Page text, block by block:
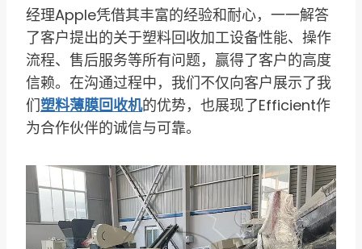
经理Apple凭借其丰富的经验和耐心，一一解答
了客户提出的关于塑料回收加工设备性能、操作
流程、售后服务等所有问题，赢得了客户的高度
信赖。在沟通过程中，我们不仅向客户展示了我
们塑料薄膜回收机的优势，也展现了Efficient作
为合作伙伴的诚信与可靠。